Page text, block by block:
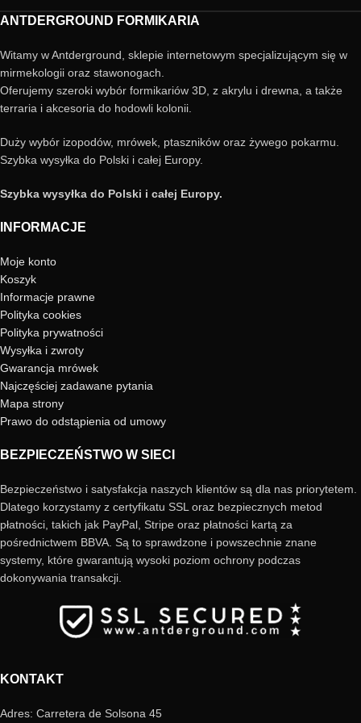
ANTDERGROUND FORMIKARIA
Witamy w Antderground, sklepie internetowym specjalizującym się w
mirmekologii oraz stawonogach.
Oferujemy szeroki wybór formikariów 3D, z akrylu i drewna, a także
terraria i akcesoria do hodowli kolonii.
Duży wybór izopodów, mrówek, ptaszników oraz żywego pokarmu.
Szybka wysyłka do Polski i całej Europy.
Szybka wysyłka do Polski i całej Europy.
INFORMACJE
Moje konto
Koszyk
Informacje prawne
Polityka cookies
Polityka prywatności
Wysyłka i zwroty
Gwarancja mrówek
Najczęściej zadawane pytania
Mapa strony
Prawo do odstąpienia od umowy
BEZPIECZEŃSTWO W SIECI
Bezpieczeństwo i satysfakcja naszych klientów są dla nas priorytetem.
Dlatego korzystamy z certyfikatu SSL oraz bezpiecznych metod
płatności, takich jak PayPal, Stripe oraz płatności kartą za
pośrednictwem BBVA. Są to sprawdzone i powszechnie znane
systemy, które gwarantują wysoki poziom ochrony podczas
dokonywania transakcji.
KONTAKT
Adres: Carretera de Solsona 45